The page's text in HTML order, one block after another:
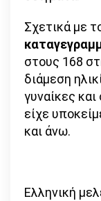
Σχετικά με
στους 168
διάμεση
γυναίκες
είχε
και άνω.
Ελληνική